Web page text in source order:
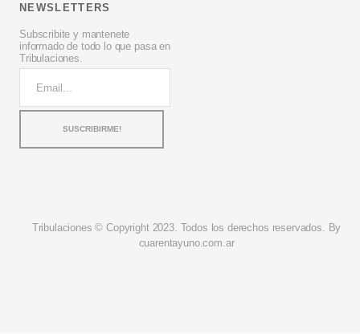
NEWSLETTERS
Subscribite y mantenete
informado de todo lo que pasa en
Tribulaciones.
Tribulaciones © Copyright 2023. Todos los derechos reservados. By
cuarentayuno.com.ar